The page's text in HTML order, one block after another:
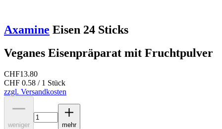
Axamine Eisen 24 Sticks
Veganes Eisenpräparat mit Fruchtpulver
CHF13.80
CHF 0.58 / 1 Stück
zzgl. Versandkosten
weniger
mehr